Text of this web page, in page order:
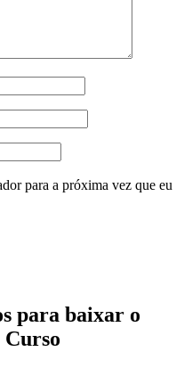
para a próxima vez que eu
para baixar o
Curso